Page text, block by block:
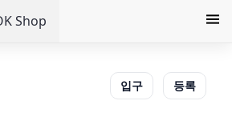
Shop
입구 등록